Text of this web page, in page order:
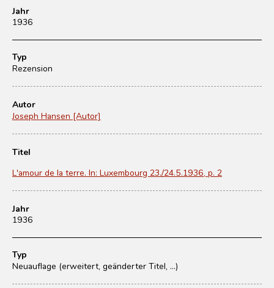
Jahr
1936
Typ
Rezension
Autor
Joseph Hansen [Autor]
Titel
L'amour de la terre. In: Luxembourg 23./24.5.1936, p. 2
Jahr
1936
Typ
Neuauflage (erweitert, geänderter Titel, ...)